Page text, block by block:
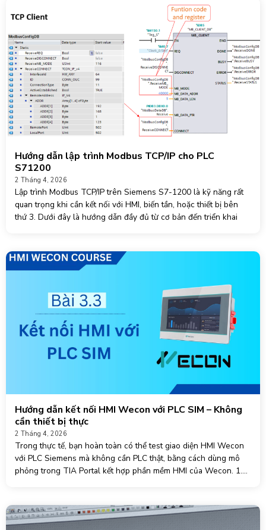
Hướng dẫn lập trình Modbus TCP/IP cho PLC
S71200
2 Tháng 4, 2026
Lập trình Modbus TCP/IP trên Siemens S7-1200 là kỹ năng rất
quan trọng khi cần kết nối với HMI, biến tần, hoặc thiết bị bên
thứ 3. Dưới đây là hướng dẫn đầy đủ từ cơ bản đến triển khai
Hướng dẫn kết nối HMI Wecon với PLC SIM – Không
cần thiết bị thực
2 Tháng 4, 2026
Trong thực tế, bạn hoàn toàn có thể test giao diện HMI Wecon
với PLC Siemens mà không cần PLC thật, bằng cách dùng mô
phỏng trong TIA Portal kết hợp phần mềm HMI của Wecon. 1.